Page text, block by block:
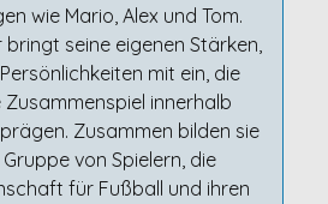
wie Mario, Alex und Tom.
seine eigenen Stärken,
mit ein, die
innerhalb
Zusammen bilden sie
von Spielern, die
für Fußball und ihren